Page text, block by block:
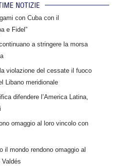
NOTIZIE
con Cuba con il
e Fidel”
a stringere la morsa
violazione del cessate il fuoco
Libano meridionale
difendere l’America Latina,
omaggio al loro vincolo con
il mondo rendono omaggio al
Valdés